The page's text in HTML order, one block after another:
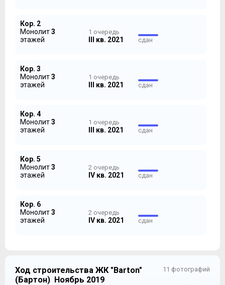
В строительстве применяется монолитно каркасная
технология, внешние стены выкладываются из
кирпичом ручной формовки. Квартиры оснащены
открытыми балконами с коваными перилами и
эркерными лоджиями, на верхних этажах будут
Территорией займется ландшафтный дизайнер, во
дворах появятся игровые комплексы с качелями и
отдыха со скамейками, беседками и другими малыми
архитектурными формами.
Кор. 2
Монолит3
этажей
1 очередь
III кв. 2021 сдан
Кор. 3
Монолит3
этажей
1 очередь
III кв. 2021 сдан
Кор. 4
Монолит3
этажей
1 очередь
III кв. 2021 сдан
Кор. 5
Монолит3
этажей
2 очередь
IV кв. 2021 сдан
Кор. 6
Монолит3
этажей
2 очередь
IV кв. 2021 сдан
11 фотографий
Ход строительства ЖК "Barton"
(Бартон) Ноябрь 2019